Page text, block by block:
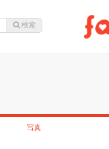
写真